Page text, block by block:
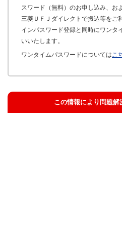
スワード（無料）のお申し込み、お
三菱ＵＦＪダイレクトで振込等をご
インパスワード登録と同時にワンタ
いいたします。
ワンタイムパスワードについては こ
この情報により問題解